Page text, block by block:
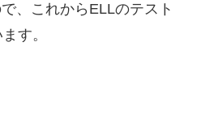
、これからELLのテスト
す。